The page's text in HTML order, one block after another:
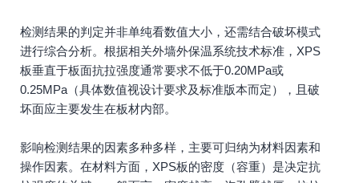
检测结果的判定并非单纯看数值大小，还需结合破坏模式
进行综合分析。根据相关外墙外保温系统技术标准，XPS
板垂直于板面抗拉强度通常要求不低于0.20MPa或
0.25MPa（具体数值视设计要求及标准版本而定），且破
坏面应主要发生在板材内部。
影响检测结果的因素多种多样，主要可归纳为材料因素和
操作因素。在材料方面，XPS板的密度（容重）是决定抗